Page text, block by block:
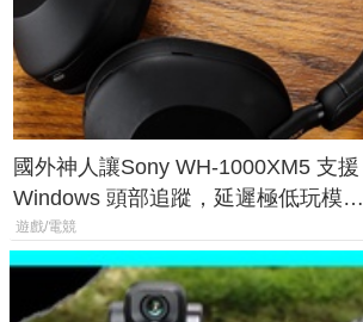
國外神人讓Sony WH-1000XM5 支援
Windows 頭部追蹤，延遲極低玩模擬
飛行超有感
遊戲/電競